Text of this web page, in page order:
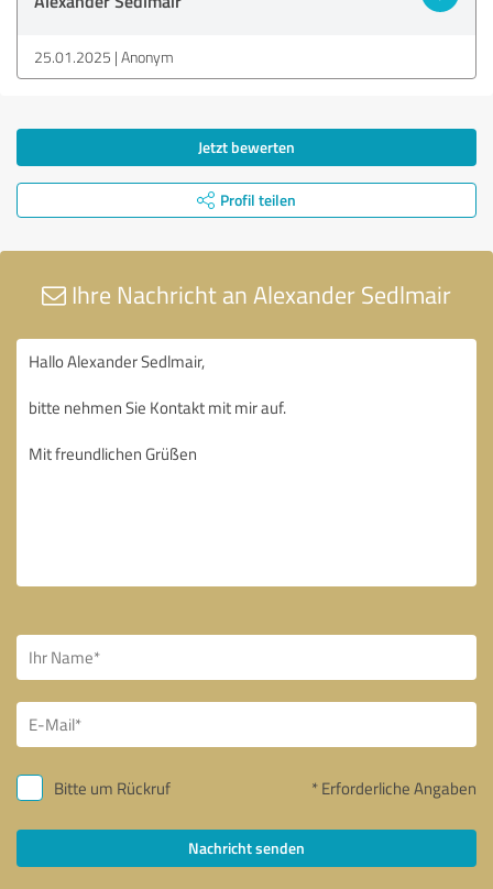
25.01.2025 Anonym
Jetzt bewerten
Profil teilen
Ihre Nachricht an Alexander Sedlmair
Bitte um Rückruf * Erforderliche Angaben
Nachricht senden